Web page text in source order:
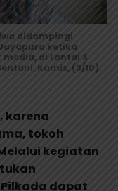
didampingi
ketika
di Lantai 3
Kamis, (3/10).
karena
tokoh
kegiatan
dapat